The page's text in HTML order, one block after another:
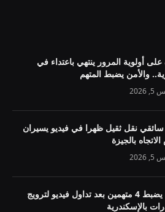
أولوية المرور ينتهي باعتداء في
والأمن يضبط المتهم
نقل ثقيل ظهرا في فيديو يسيران
بالجيزة
الأمن يضبط 4 متهمين بعد تداول فيديو لترويج
بالإسكندرية